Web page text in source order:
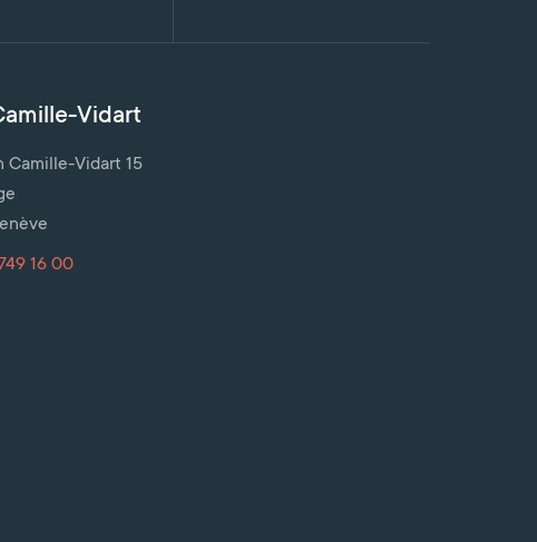
Vidart
Camille-Vidart 15
16 00